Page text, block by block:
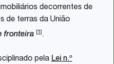
decorrentes de
de terras da União
fronteira [1] .
pela Lei n.º